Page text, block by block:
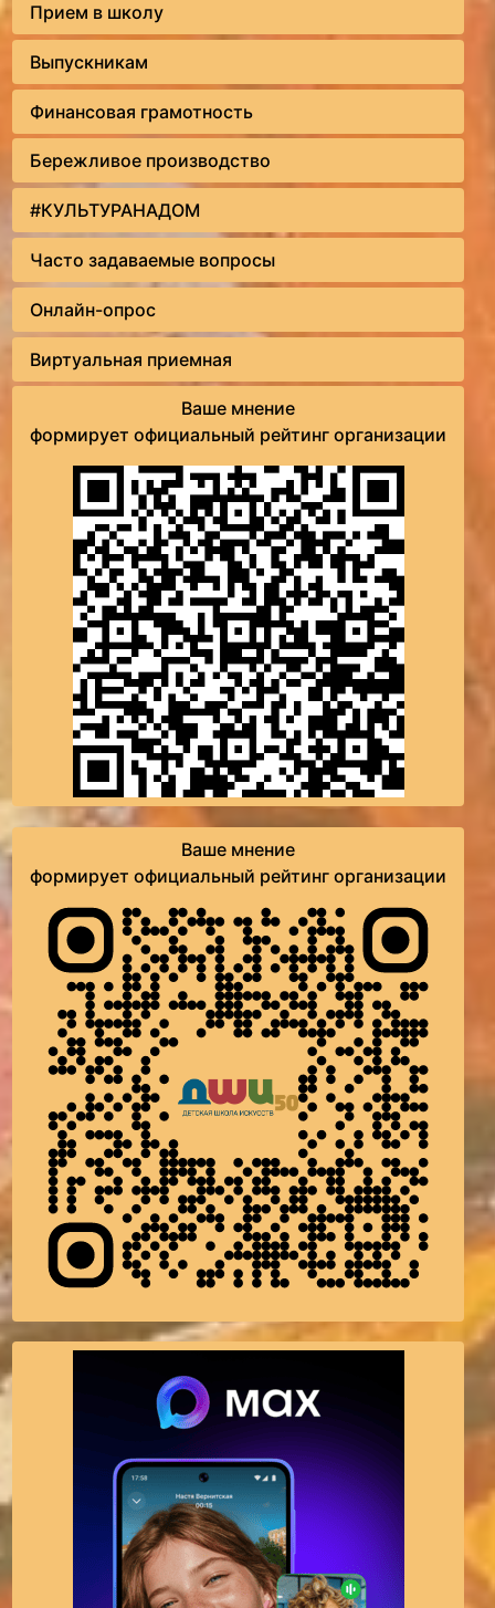
Прием в школу
Выпускникам
Финансовая грамотность
Бережливое производство
#КУЛЬТУРАНАДОМ
Часто задаваемые вопросы
Онлайн-опрос
Виртуальная приемная
Ваше мнение
формирует официальный рейтинг организации
Ваше мнение
формирует официальный рейтинг организации